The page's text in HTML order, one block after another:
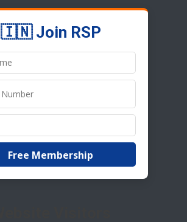
🇮🇳 Join RSP
Free Membership